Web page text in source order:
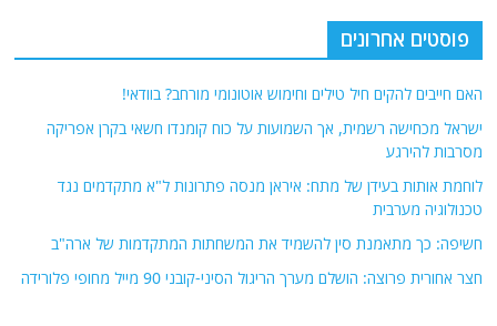
פוסטים אחרונים
האם חייבים להקים חיל טילים וחימוש אוטונומי מורחב? בוודאי!
ישראל מכחישה רשמית, אך השמועות על כוח קומנדו חשאי בקרן אפריקה
מסרבות להירגע
לוחמת אותות בעידן של מתח: איראן מנסה פתרונות ל"א מתקדמים נגד
טכנולוגיה מערבית
חשיפה: כך מתאמנת סין להשמיד את המשחתות המתקדמות של ארה"ב
חצר אחורית פרוצה: הושלם מערך הריגול הסיני-קובני 90 מייל מחופי פלורידה